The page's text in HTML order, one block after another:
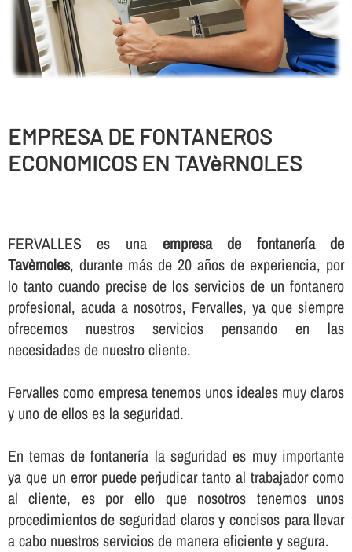
EMPRESA DE FONTANEROS
ECONOMICOS EN TAVèRNOLES
FERVALLES es una empresa de fontanerí­a de
Tavèrnoles, durante más de 20 años de experiencia, por
lo tanto cuando precise de los servicios de un fontanero
profesional, acuda a nosotros, Fervalles, ya que siempre
ofrecemos nuestros servicios pensando en las
necesidades de nuestro cliente.
Fervalles como empresa tenemos unos ideales muy claros
y uno de ellos es la seguridad.
En temas de fontanerí­a la seguridad es muy importante
ya que un error puede perjudicar tanto al trabajador como
al cliente, es por ello que nosotros tenemos unos
procedimientos de seguridad claros y concisos para llevar
a cabo nuestros servicios de manera eficiente y segura.